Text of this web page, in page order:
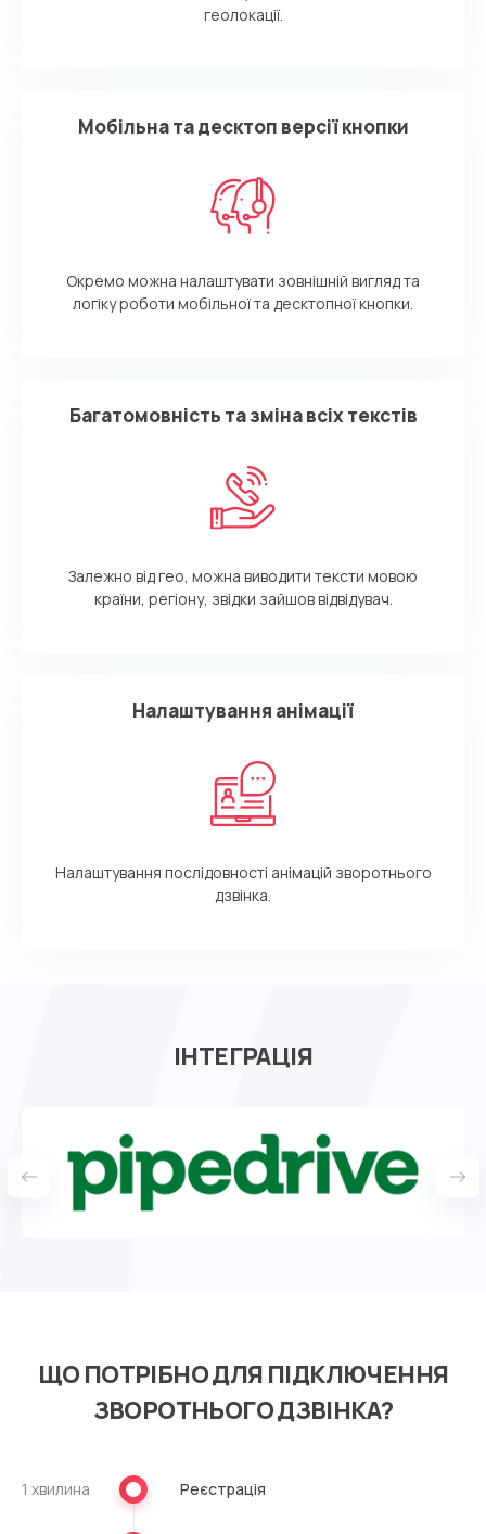
геолокації.
Мобільна та десктоп версії кнопки
Окремо можна налаштувати зовнішній вигляд та
логіку роботи мобільної та десктопної кнопки.
Багатомовність та зміна всіх текстів
Залежно від гео, можна виводити тексти мовою
країни, регіону, звідки зайшов відвідувач.
Налаштування анімації
Налаштування послідовності анімацій зворотнього
дзвінка.
ІНТЕГРАЦІЯ
ЩО ПОТРІБНО ДЛЯ ПІДКЛЮЧЕННЯ
ЗВОРОТНЬОГО ДЗВІНКА?
1 хвилина Реєстрація